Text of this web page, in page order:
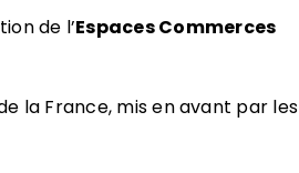
de l’Espaces Commerces
la France, mis en avant par les